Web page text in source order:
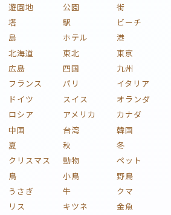
遊園地 公園
街
塔 駅
ビーチ
島 ホテル
港
北海道 東北
東京
広島 四国
九州
フランス パリ
イタリア
ドイツ スイス
オランダ
ロシア アメリカ
カナダ
中国 台湾
韓国
夏 秋
冬
クリスマス 動物
ペット
鳥 小鳥
野鳥
うさぎ 牛
クマ
リス キツネ
金魚